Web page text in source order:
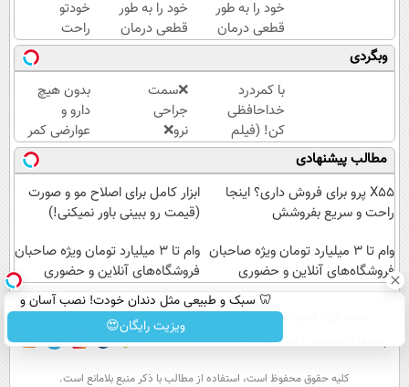
خود را به طور
قطعی درمان
کنید!
◗پرسش‌نامه◖
خود را به طور
قطعی درمان
کنید!
◂پرسش‌نامه▸
خودتو
راحت
و سریع
بفروش
وبگردی
با کمردرد
خداحافظی
کن! (فیلم
و ببین ◀
پرسش‌نامه
رو پرکن)
❌سمت
جراحی
نرو❌
درمان
کمردرد
بدون
قرص و
بدون هیچ
دارو و
عوارضی کمر
دردت رو
درمان کن!
(پرسش‌نامه)
مطالب پیشنهادی
X55 پرو برای فروش داری؟ اینجا
راحت و سریع بفروشش
ابزار کامل برای اصلاح مو و صورت
(قیمت رو ببینی باور نمیکنی!)
وام تا ۳ میلیارد تومان ویژه صاحبان
فروشگاه‌های آنلاین و حضوری
وام تا ۳ میلیارد تومان ویژه صاحبان
فروشگاه‌های آنلاین و حضوری
🦷 سبک و طبیعی مثل دندان خودت! نصب آسان و
پرداخت اقساطی 💳 📍 تهران
ویزیت رایگان😍 عصر ایران۲ تماس با ما
آب و هوا اوقات شرعی سواد زندگی
كليه حقوق محفوظ است، استفاده از مطالب با ذكر منبع بلامانع است.